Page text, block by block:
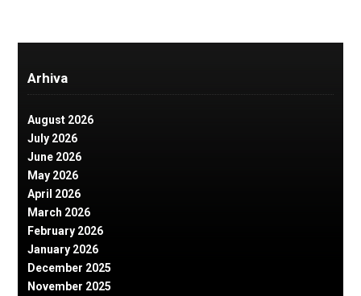
Arhiva
August 2026
July 2026
June 2026
May 2026
April 2026
March 2026
February 2026
January 2026
December 2025
November 2025